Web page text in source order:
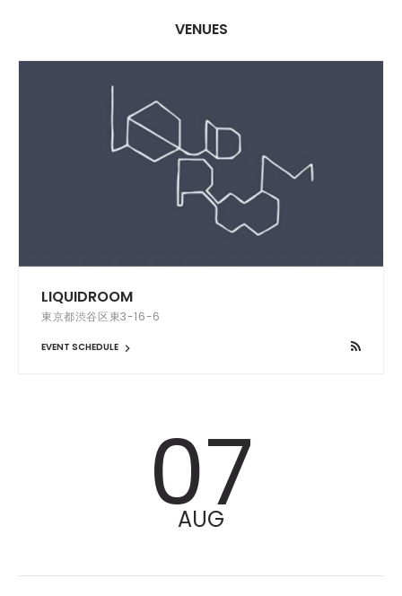
VENUES
LIQUIDROOM
東京都渋谷区東3-16-6
EVENT SCHEDULE
07
AUG